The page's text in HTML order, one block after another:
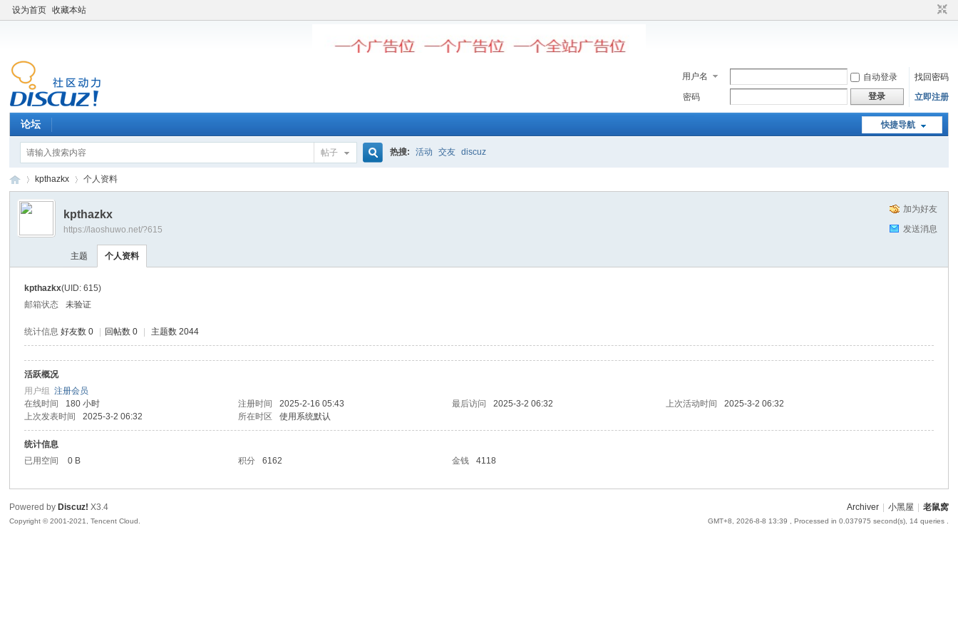
设为首页 收藏本站
用户名 自动登录
找回密码
密码
登录 立即注册
快捷导航
论坛
帖子 热搜: 活动 交友 discuz
窝
›
kpthazkx 个人资料
加为好友
发送消息
kpthazkx
https://laoshuwo.net/?615
主题 个人资料
kpthazkx(UID: 615)
邮箱状态
未验证
统计信息 好友数 0 回帖数 0 主题数 2044
活跃概况
用户组注册会员
在线时间
180 小时 注册时间 2025-2-16 05:43 最后访问 2025-3-2 06:32 上次活动时间
2025-3-2 06:32
上次发表时间
2025-3-2 06:32 所在时区 使用系统默认
统计信息
已用空间
0 B 积分 6162 金钱 4118
Archiver 小黑屋 老鼠窝
GMT+8, 2026-8-8 13:39 , Processed in 0.037975 second(s), 14 queries .
Powered by Discuz! X3.4
Copyright © 2001-2021, Tencent Cloud.